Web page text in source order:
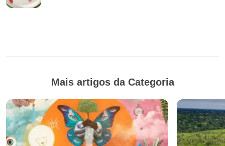
Mais artigos da Categoria